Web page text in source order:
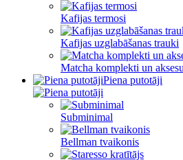
Kafijas termosi
Kafijas uzglabāšanas trauki
Matcha komplekti un
Piena putotāji
Subminimal
Bellman tvaikonis